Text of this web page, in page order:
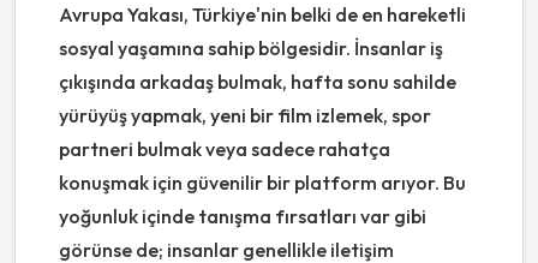
Avrupa Yakası, Türkiye'nin belki de en hareketli
sosyal yaşamına sahip bölgesidir. İnsanlar iş
çıkışında arkadaş bulmak, hafta sonu sahilde
yürüyüş yapmak, yeni bir film izlemek, spor
partneri bulmak veya sadece rahatça
konuşmak için güvenilir bir platform arıyor. Bu
yoğunluk içinde tanışma fırsatları var gibi
görünse de; insanlar genellikle iletişim